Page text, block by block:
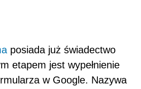
posiada już świadectwo
etapem jest wypełnienie
w Google. Nazywa